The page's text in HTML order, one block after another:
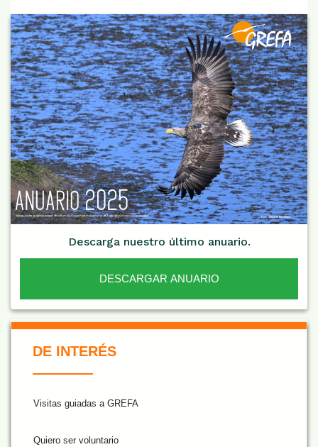
Descarga nuestro último anuario.
DESCARGAR ANUARIO
De Interés NARANJA
DE INTERÉS
Visitas guiadas a GREFA
Quiero ser voluntario